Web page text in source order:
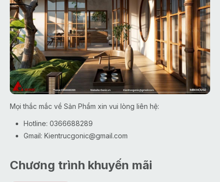
Mọi thắc mắc về Sản Phẩm xin vui lòng liên hệ:
Hotline: 0366688289
Gmail: Kientrucgonic@gmail.com
Chương trình khuyến mãi